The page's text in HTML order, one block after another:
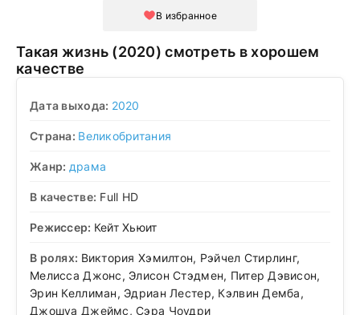
В избранное
Такая жизнь (2020) смотреть в хорошем
качестве
Дата выхода: 2020
Страна: Великобритания
Жанр: драма
В качестве: Full HD
Режиссер: Кейт Хьюит
В ролях: Виктория Хэмилтон, Рэйчел Стирлинг,
Мелисса Джонс, Элисон Стэдмен, Питер Дэвисон,
Эрин Келлиман, Эдриан Лестер, Кэлвин Демба,
Джошуа Джеймс, Сэра Чоудри